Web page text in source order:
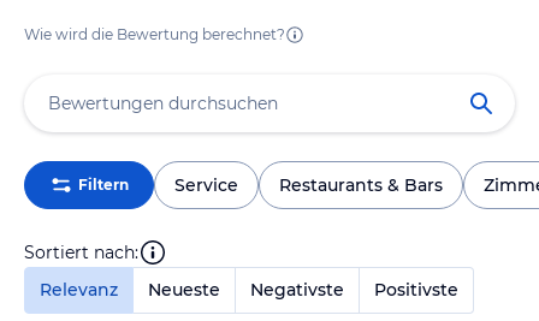
Wie wird die Bewertung berechnet?
Filtern Service Restaurants & Bars
Sortiert nach:
Relevanz
Neueste Negativste Positivste